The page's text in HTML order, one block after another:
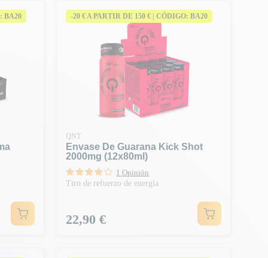
BA20 -20 € A PARTIR DE 150 € | CÓDIGO: BA20
QNT
Envase De Guarana Kick Shot
2000mg (12x80ml)
1 Opinión
Tiro de refuerzo de energía
Precio
22,90 €